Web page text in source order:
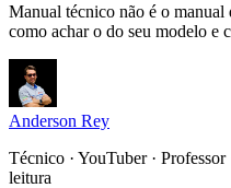
Manual técnico não é o manual
como achar o do seu modelo e
Anderson Rey
Técnico · YouTuber ·
leitura